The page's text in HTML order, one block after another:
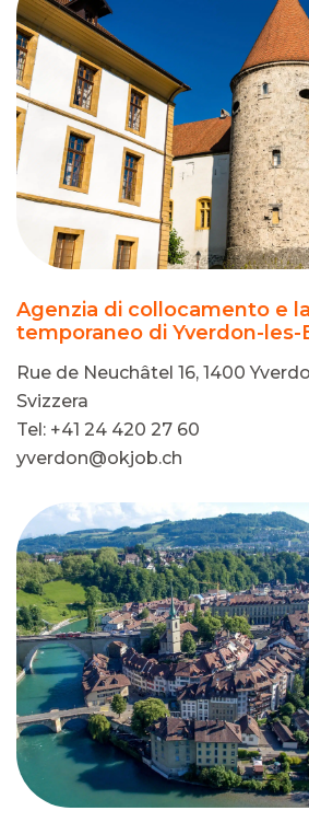
Agenzia di collocamento e
temporaneo di Yverdon-les-
Rue de Neuchâtel 16, 1400
Svizzera
Tel: +41 24 420 27 60
yverdon@okjob.ch